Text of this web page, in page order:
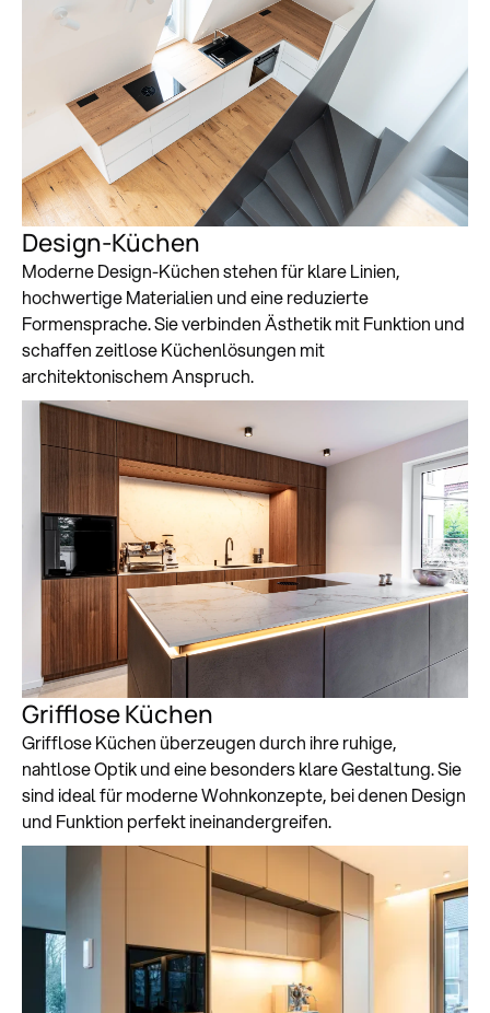
Zum Küchenstudio
Design-Küchen
Moderne Design-Küchen stehen für klare Linien,
hochwertige Materialien und eine reduzierte
Formensprache. Sie verbinden Ästhetik mit Funktion und
schaffen zeitlose Küchenlösungen mit
architektonischem Anspruch.
Zum Küchenstudio
Grifflose Küchen
Grifflose Küchen überzeugen durch ihre ruhige,
nahtlose Optik und eine besonders klare Gestaltung. Sie
sind ideal für moderne Wohnkonzepte, bei denen Design
und Funktion perfekt ineinandergreifen.